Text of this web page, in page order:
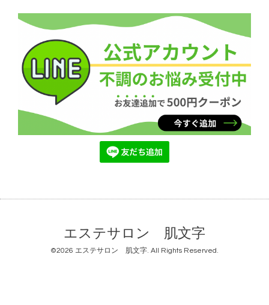
エステサロン 肌文字
©2026 エステサロン 肌文字. All Rights Reserved.